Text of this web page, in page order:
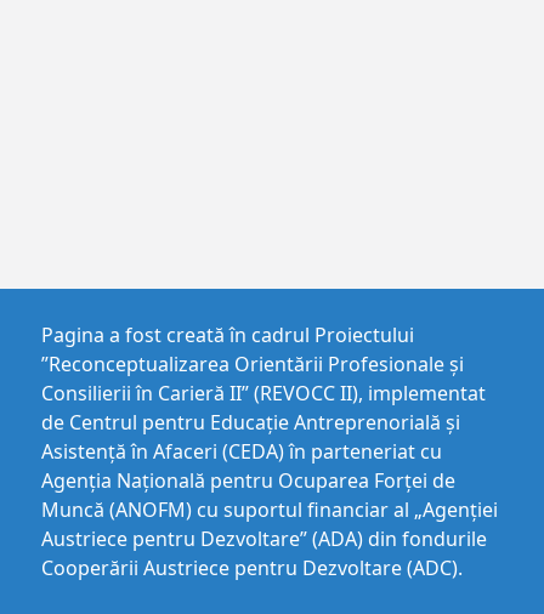
Pagina a fost creată în cadrul Proiectului
”Reconceptualizarea Orientării Profesionale și
Consilierii în Carieră II” (REVOCC II), implementat
de Centrul pentru Educaţie Antreprenorială şi
Asistenţă în Afaceri (CEDA) în parteneriat cu
Agenția Națională pentru Ocuparea Forței de
Muncă (ANOFM) cu suportul financiar al „Agenției
Austriece pentru Dezvoltare” (ADA) din fondurile
Cooperării Austriece pentru Dezvoltare (ADC).